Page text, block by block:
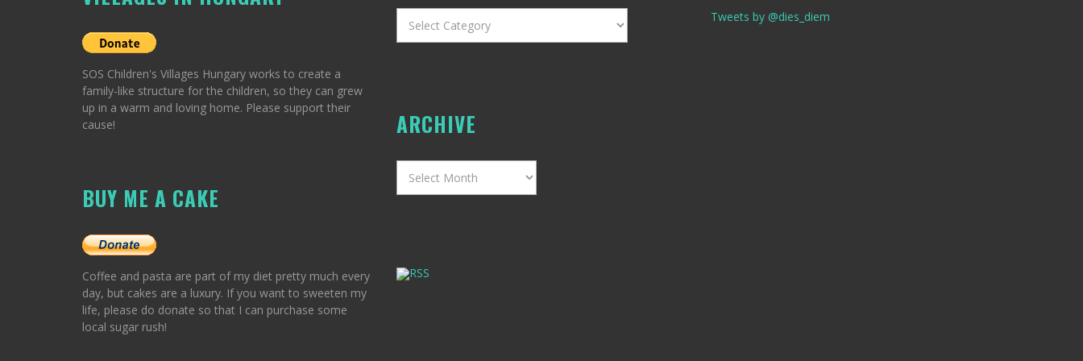
SOS Children's Villages Hungary works to create a
family-like structure for the children, so they can grew
up in a warm and loving home. Please support their
cause!
BUY ME A CAKE
Coffee and pasta are part of my diet pretty much every
day, but cakes are a luxury. If you want to sweeten my
life, please do donate so that I can purchase some
local sugar rush!
ARCHIVE
RSS
Tweets by @dies_diem